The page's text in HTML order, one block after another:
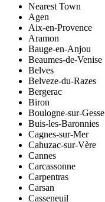
Nearest Town
Agen
Aix-en-Provence
Aramon
Bauge-en-Anjou
Beaumes-de-Venise
Belves
Belveze-du-Razes
Bergerac
Biron
Boulogne-sur-Gesse
Buis-les-Baronnies
Cagnes-sur-Mer
Cahuzac-sur-Vère
Cannes
Carcassonne
Carpentras
Carsan
Casseneuil